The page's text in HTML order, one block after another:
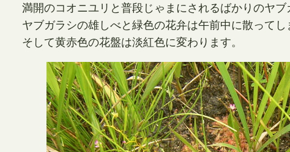
満開のコオニユリと普段じゃまにされるばかりのヤブ
ヤブガラシの雄しべと緑色の花弁は午前中に散ってし
そして黄赤色の花盤は淡紅色に変わります。